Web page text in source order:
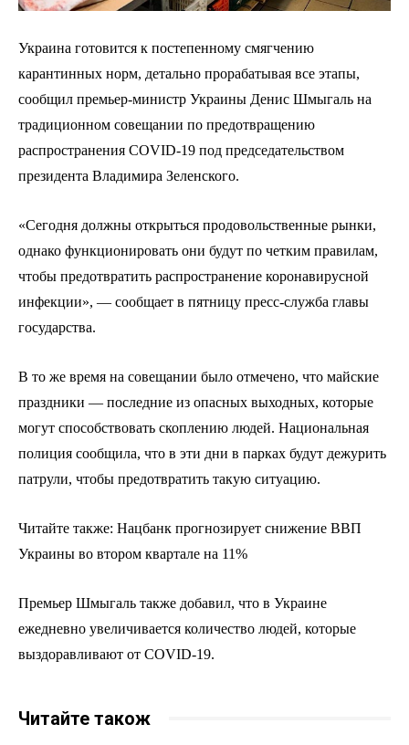
Украина готовится к постепенному смягчению
карантинных норм, детально прорабатывая все этапы,
сообщил премьер-министр Украины Денис Шмыгаль на
традиционном совещании по предотвращению
распространения COVID-19 под председательством
президента Владимира Зеленского.
«Сегодня должны открыться продовольственные рынки,
однако функционировать они будут по четким правилам,
чтобы предотвратить распространение коронавирусной
инфекции», — сообщает в пятницу пресс-служба главы
государства.
В то же время на совещании было отмечено, что майские
праздники — последние из опасных выходных, которые
могут способствовать скоплению людей. Национальная
полиция сообщила, что в эти дни в парках будут дежурить
патрули, чтобы предотвратить такую ситуацию.
Читайте также: Нацбанк прогнозирует снижение ВВП
Украины во втором квартале на 11%
Премьер Шмыгаль также добавил, что в Украине
ежедневно увеличивается количество людей, которые
выздоравливают от COVID-19.
Читайте також